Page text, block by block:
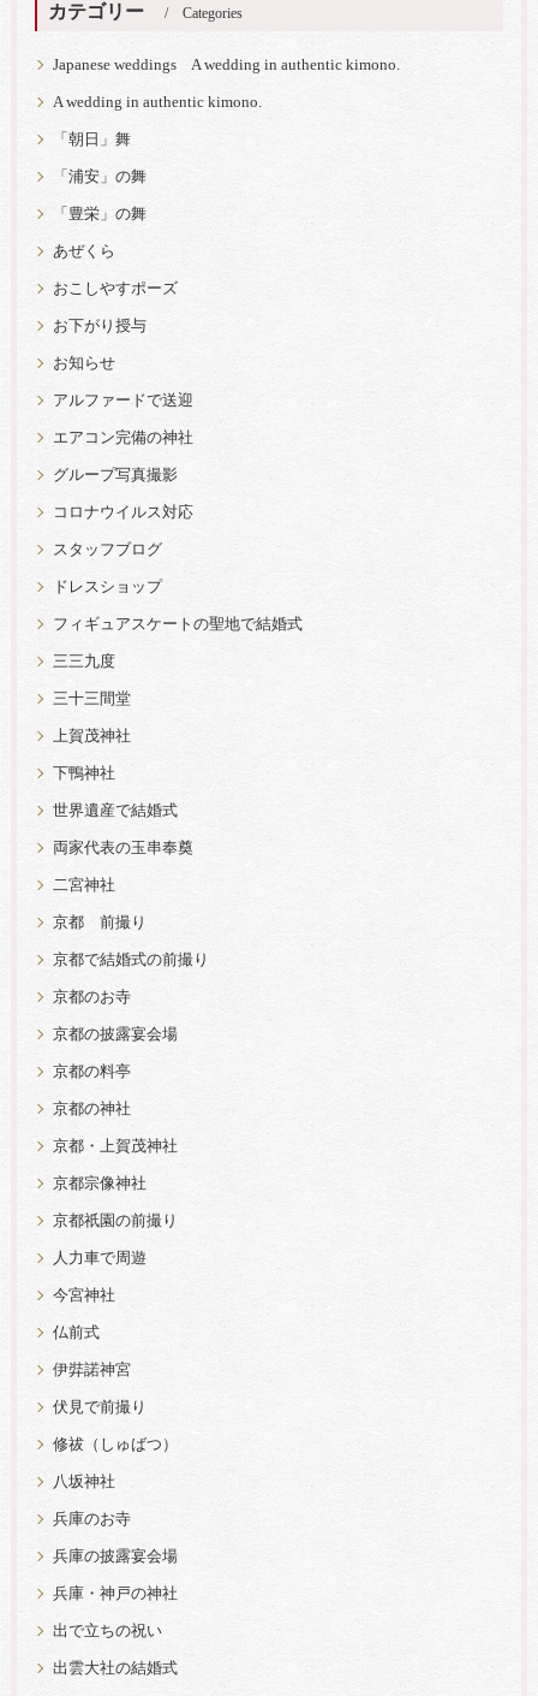
カテゴリー Categories
Japanese weddings A wedding in authentic kimono.
A wedding in authentic kimono.
「朝日」舞
「浦安」の舞
「豊栄」の舞
あぜくら
おこしやすポーズ
お下がり授与
お知らせ
アルファードで送迎
エアコン完備の神社
グループ写真撮影
コロナウイルス対応
スタッフブログ
ドレスショップ
フィギュアスケートの聖地で結婚式
三三九度
三十三間堂
上賀茂神社
下鴨神社
世界遺産で結婚式
両家代表の玉串奉奠
二宮神社
京都 前撮り
京都で結婚式の前撮り
京都のお寺
京都の披露宴会場
京都の料亭
京都の神社
京都・上賀茂神社
京都宗像神社
京都祇園の前撮り
人力車で周遊
今宮神社
仏前式
伊弉諾神宮
伏見で前撮り
修祓（しゅばつ）
八坂神社
兵庫のお寺
兵庫の披露宴会場
兵庫・神戸の神社
出で立ちの祝い
出雲大社の結婚式